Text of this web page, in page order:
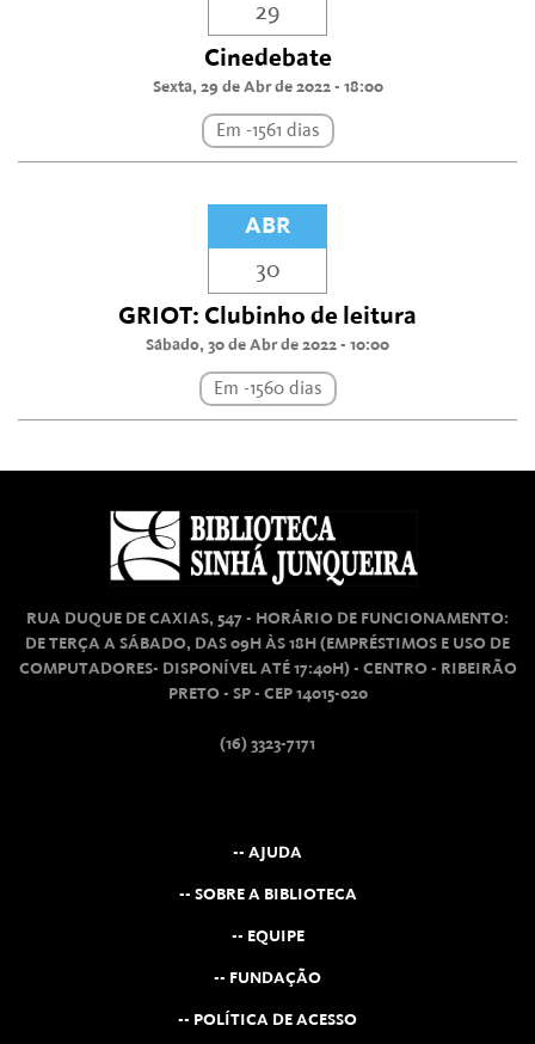
29
Cinedebate
Sexta, 29 de Abr de 2022 - 18:00
Em -1561 dias
ABR
30
GRIOT: Clubinho de leitura
Sábado, 30 de Abr de 2022 - 10:00
Em -1560 dias
RUA DUQUE DE CAXIAS, 547 - HORÁRIO DE FUNCIONAMENTO:
DE TERÇA A SÁBADO, DAS 09H ÀS 18H (EMPRÉSTIMOS E USO DE
COMPUTADORES- DISPONÍVEL ATÉ 17:40H) - CENTRO - RIBEIRÃO
PRETO - SP - CEP 14015-020
(16) 3323-7171
-- AJUDA
-- SOBRE A BIBLIOTECA
-- EQUIPE
-- FUNDAÇÃO
-- POLÍTICA DE ACESSO